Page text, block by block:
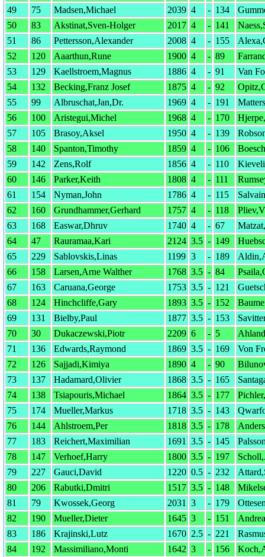
49
75 Madsen,Michael 2039 4 - 134
50
83 Akstinat,Sven-Holger 2017 4 - 141
51
86 Pettersson,Alexander 2008 4 - 155
52
120 Aaarthun,Rune 1900 4 - 89
53
129 Kaellstroem,Magnus 1886 4 - 91
Van
54
132 Becking,Franz Josef 1875 4 - 92
55
99 Albruschat,Jan,Dr. 1969 4 - 191
56
100 Aristegui,Michel 1968 4 - 170
57
105 Brasoy,Aksel 1950 4 - 139
58
140 Spanton,Timothy 1859 4 - 106
59
142 Zens,Rolf 1856 4 - 110
60
146 Parker,Keith 1808 4 - 111
61
154 Nyman,John 1786 4 - 115
62
160 Grundhammer,Gerhard 1757 4 - 118
63
168 Easwar,Dhruv 1740 4 - 67
64
47 Rauramaa,Kari 2124 3.5 - 149
65
229 Sablovskis,Linas 1199 3 - 189
66
158 Larsen,Arne Walther 1768 3.5 - 84
67
163 Caruana,George 1753 3.5 - 121
68
124 Hinchcliffe,Gary 1893 3.5 - 152
69
131 Bielby,Paul 1877 3.5 - 153
70
30 Dukaczewski,Piotr 2209 6 - 5
71
136 Edwards,Raymond 1869 3.5 - 169
Von
72
126 Sajjadi,Kimiya 1890 4 - 90
73
137 Hadamard,Olivier 1868 3.5 - 165
74
138 Tsiapouris,Michael 1864 3.5 - 177
75
174 Mueller,Markus 1718 3.5 - 143
76
144 Ahlstroem,Per 1818 3.5 - 178
77
183 Reichert,Maximilian 1691 3.5 - 145
78
147 Verhoef,Harry 1800 3.5 - 197
79
227 Gauci,David 1220 0.5 - 232
80
206 Rabutki,Dmitri 1517 3.5 - 148
81
79 Kwossek,Georg 2031 3 - 179
82
190 Mueller,Dieter 1645 3 - 151
83
186 Krajinski,Lutz 1670 2.5 - 221
84
192 Massimiliano,Monti 1642 3 - 156